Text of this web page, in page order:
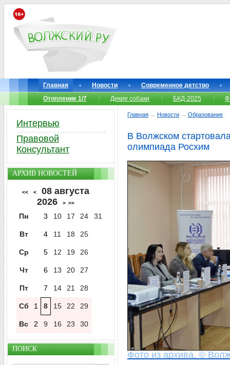
Главная Новости
Современное детство
Отопление 1/7
Дикие собаки БКД-2025
Главная → Новости → Образование
В Волжском
олимпиада Росхим
Фото из архива. ©
Интервью
Правовой
Консультант
АРХИВ НОВОСТЕЙ
<< <
08 августа
2026
> >>
Пн 3 10 17 24 31
Вт 4 11 18 25
Ср 5 12 19 26
Чт 6 13 20 27
Пт 7 14 21 28
Сб 1 8 15 22 29
Вс 2 9 16 23 30
ПОИСК